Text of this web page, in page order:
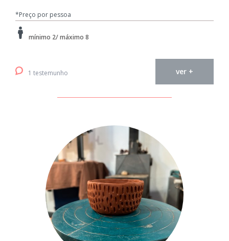
*Preço por pessoa
mínimo 2/ máximo 8
1 testemunho ver +